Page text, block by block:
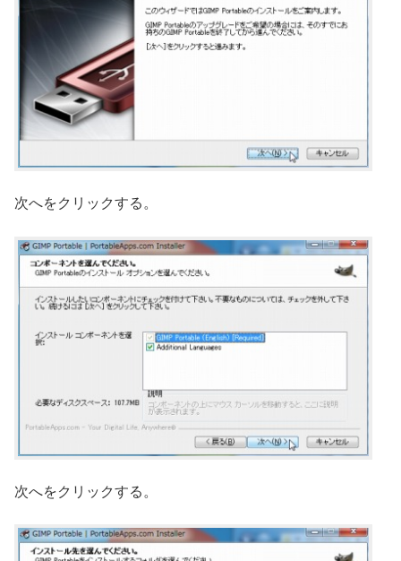
次へをクリックする。
次へをクリックする。